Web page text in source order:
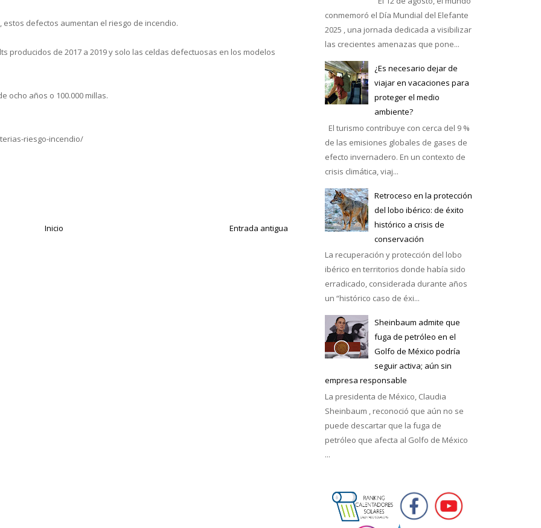
defectos aumentan el riesgo de incendio.
producidos de 2017 a 2019 y solo las celdas defectuosas en los modelos
ocho años o 100.000 millas.
riesgo-incendio/
Entrada antigua
Inicio
conmemoró el Día Mundial del Elefante
2025 , una jornada dedicada a visibilizar
las crecientes amenazas que pone...
¿Es necesario dejar de
viajar en vacaciones para
proteger el medio
ambiente?
El turismo contribuye con cerca del 9 %
de las emisiones globales de gases de
efecto invernadero. En un contexto de
crisis climática, viaj...
Retroceso en la protección
del lobo ibérico: de éxito
histórico a crisis de
conservación
La recuperación y protección del lobo
ibérico en territorios donde había sido
erradicado, considerada durante años
un “histórico caso de éxi...
Sheinbaum admite que
fuga de petróleo en el
Golfo de México podría
seguir activa; aún sin
empresa responsable
La presidenta de México, Claudia
Sheinbaum , reconoció que aún no se
puede descartar que la fuga de
petróleo que afecta al Golfo de México
...